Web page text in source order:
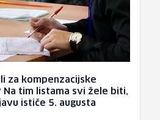
za kompenzacijske
Na tim listama svi žele biti,
ističe 5. augusta